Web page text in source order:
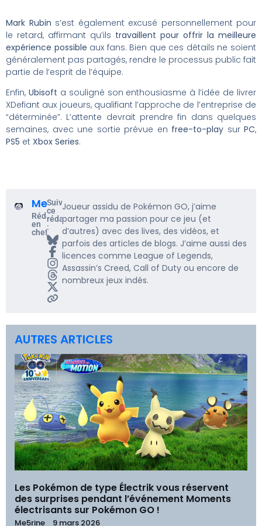
Mark Rubin s’est également excusé personnellement pour
le retard, affirmant qu’ils travaillent pour offrir la meilleure
expérience possible aux fans. Bien que ces détails ne soient
généralement pas partagés, rendre le processus public fait
partie de l’esprit de l’équipe.
Enfin, Ubisoft a souligné son enthousiasme à l’idée de livrer
XDefiant aux joueurs, qualifiant l’approche de l’entreprise de
“déterminée”. L’attente devrait prendre fin dans quelques
semaines, avec une sortie prévue en free-to-play sur PC,
PS5 et Xbox Series.
Me5rine_
Rédacteur
en
chef
Suivre
ce
rédacteur
:
Joueur assidu de Pokémon GO, j’aime
partager ma passion pour ce jeu (et
d’autres) avec des lives, des vidéos, et
parfois des articles de blogs. J’aime aussi des
licences comme League of Legends,
Assassin’s Creed, Call of Duty ou encore de
nombreux jeux indés.
AUTRES ARTICLES
Les Pokémon de type Électrik vous réservent
des surprises pendant l’événement Moments
électrisants sur Pokémon GO !
Me5rine_ 9 mars 2026